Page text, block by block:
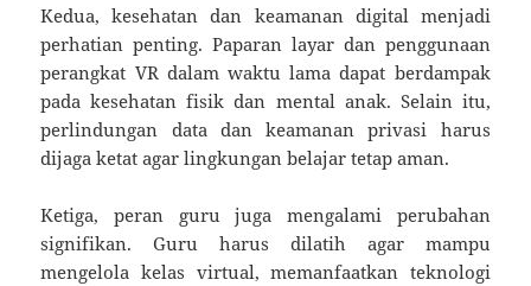
Kedua, kesehatan dan keamanan digital menjadi
perhatian penting. Paparan layar dan penggunaan
perangkat VR dalam waktu lama dapat berdampak
pada kesehatan fisik dan mental anak. Selain itu,
perlindungan data dan keamanan privasi harus
dijaga ketat agar lingkungan belajar tetap aman.
Ketiga, peran guru juga mengalami perubahan
signifikan. Guru harus dilatih agar mampu
mengelola kelas virtual, memanfaatkan teknologi